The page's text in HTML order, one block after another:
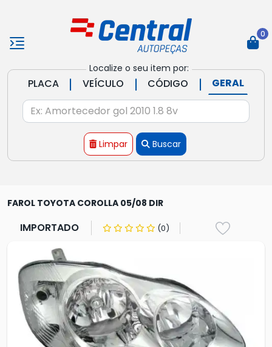
Localize o seu item por:
PLACA | VEÍCULO | CÓDIGO | GERAL
Limpar Buscar
0
FAROL TOYOTA COROLLA 05/08 DIR
IMPORTADO (0)